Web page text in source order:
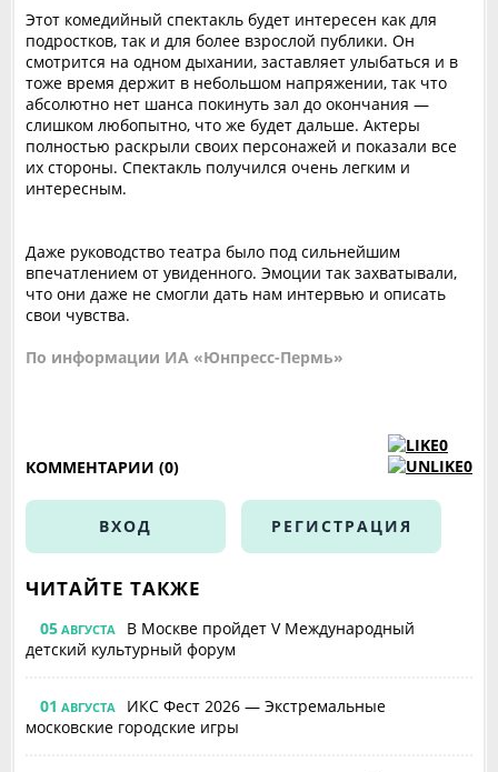
Этот комедийный спектакль будет интересен как для
подростков, так и для более взрослой публики. Он
смотрится на одном дыхании, заставляет улыбаться и в
тоже время держит в небольшом напряжении, так что
абсолютно нет шанса покинуть зал до окончания —
слишком любопытно, что же будет дальше. Актеры
полностью раскрыли своих персонажей и показали все
их стороны. Спектакль получился очень легким и
интересным.
Даже руководство театра было под сильнейшим
впечатлением от увиденного. Эмоции так захватывали,
что они даже не смогли дать нам интервью и описать
свои чувства.
По информации ИА «Юнпресс-Пермь»
0
0
КОММЕНТАРИИ (0)
ВХОД РЕГИСТРАЦИЯ
ЧИТАЙТЕ ТАКЖЕ
05 АВГУСТА
В Москве пройдет V Международный
детский культурный форум
01 АВГУСТА
ИКС Фест 2026 — Экстремальные
московские городские игры